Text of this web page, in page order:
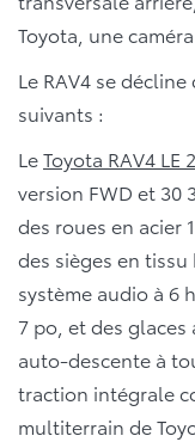
Toyota, une
Le RAV4 se
suivants :
LeToyota RAV4 LE
version FWD et 30
des roues en acier
des sièges en
système audio à 6
7 po, et des
auto-descente à
traction intégrale
multiterrain de